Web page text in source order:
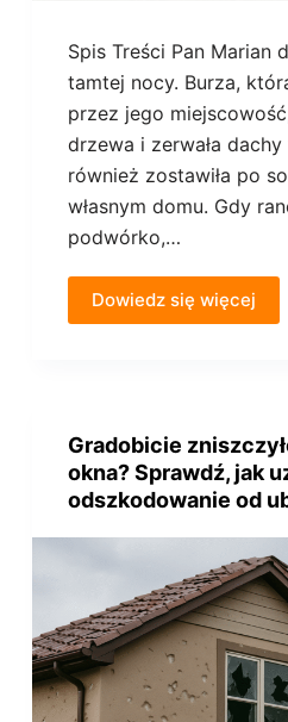
Spis Treści Pan Marian
tamtej nocy. Burza,
przez jego
drzewa i zerwała
również zostawiła po
własnym domu. Gdy
podwórko,…
Dowiedz się więcej
Gradobicie
okna? Sprawdź, jak
odszkodowanie od